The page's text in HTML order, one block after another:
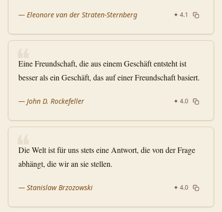
— Eleonore van der Straten-Sternberg ✦ 4.1
❝
Eine Freundschaft, die aus einem Geschäft entsteht ist
besser als ein Geschäft, das auf einer Freundschaft basiert.
— John D. Rockefeller ✦ 4.0
❝
Die Welt ist für uns stets eine Antwort, die von der Frage
abhängt, die wir an sie stellen.
— Stanislaw Brzozowski ✦ 4.0